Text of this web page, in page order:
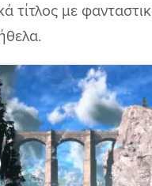
τίτλος με